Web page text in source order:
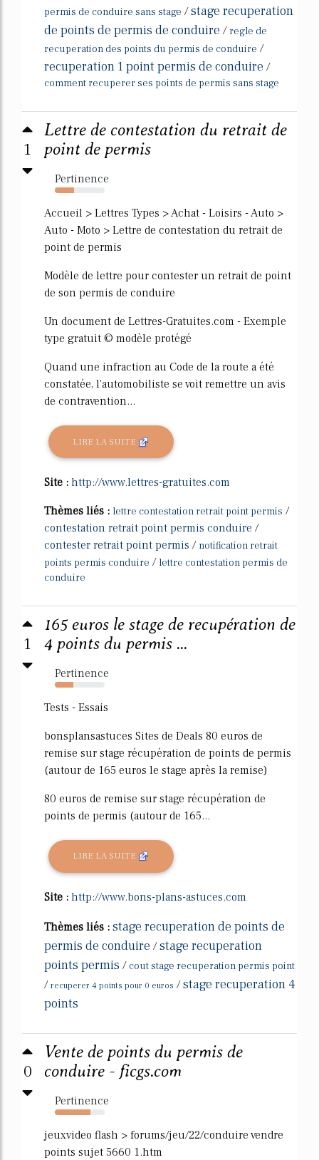
permis de conduire sans stage /stage recuperation
de points de permis de conduire / regle de
recuperation des points du permis de conduire /
recuperation 1 point permis de conduire /
comment recuperer ses points de permis sans stage
1
Lettre de contestation du retrait de
point de permis
Pertinence
38%
Accueil > Lettres Types > Achat - Loisirs - Auto >
Auto - Moto > Lettre de contestation du retrait de
point de permis
Modèle de lettre pour contester un retrait de point
de son permis de conduire
Un document de Lettres-Gratuites.com - Exemple
type gratuit © modèle protégé
Quand une infraction au Code de la route a été
constatée, l'automobiliste se voit remettre un avis
de contravention...
LIRE LA SUITE
Site : http://www.lettres-gratuites.com
Thèmes liés : lettre contestation retrait point permis /
contestation retrait point permis conduire /
contester retrait point permis / notification retrait
points permis conduire / lettre contestation permis de
conduire
1
165 euros le stage de recupération de
4 points du permis ...
Pertinence
37%
Tests - Essais
bonsplansastuces Sites de Deals 80 euros de
remise sur stage récupération de points de permis
(autour de 165 euros le stage après la remise)
80 euros de remise sur stage récupération de
points de permis (autour de 165...
LIRE LA SUITE
Site : http://www.bons-plans-astuces.com
Thèmes liés : stage recuperation de points de
permis de conduire /stage recuperation
points permis / cout stage recuperation permis point
/ recuperer 4 points pour 0 euros /stage recuperation 4
points
0
Vente de points du permis de
conduire - ficgs.com
Pertinence
71%
jeuxvideo flash > forums/jeu/22/conduire vendre
points sujet 5660 1.htm